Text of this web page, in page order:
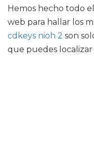
Hemos hecho todo
web para hallar los
cdkeys nioh 2 son
que puedes